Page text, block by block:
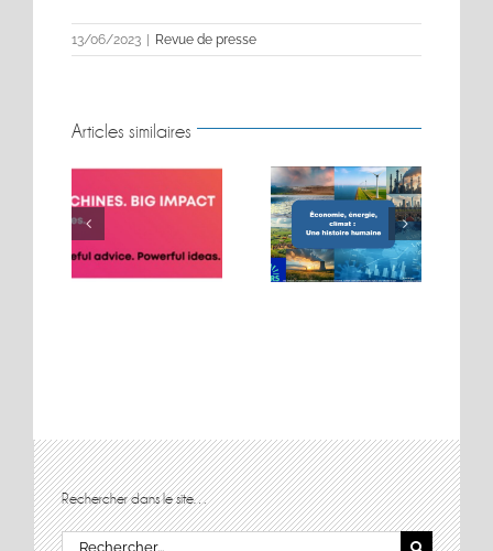
13/06/2023 | Revue de presse
Articles similaires
Rechercher dans le site…
Rechercher: